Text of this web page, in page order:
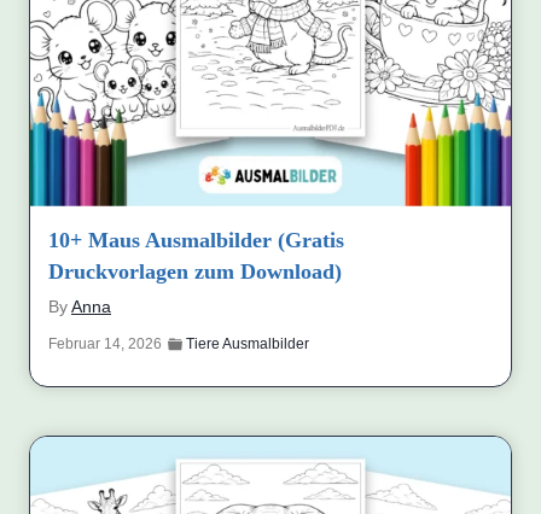
10+ Maus Ausmalbilder (Gratis
Druckvorlagen zum Download)
ByAnna
Februar 14, 2026 Tiere Ausmalbilder